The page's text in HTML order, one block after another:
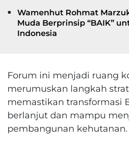
Wamenhut Rohmat
Muda Berprinsip “BAIK”
Indonesia
Forum ini menjadi ruang
merumuskan langkah
memastikan transformasi
berlanjut dan mampu
pembangunan kehutanan.